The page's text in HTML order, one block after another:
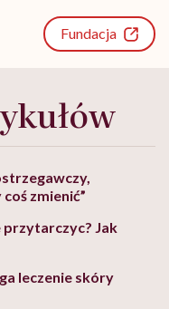
Fundacja
zmienić”
przytarczyc? Jak
leczenie skóry